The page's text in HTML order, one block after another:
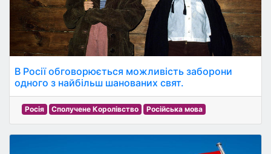
В Росії обговорюється можливість заборони
одного з найбільш шанованих свят.
Росія Сполучене Королівство Російська мова